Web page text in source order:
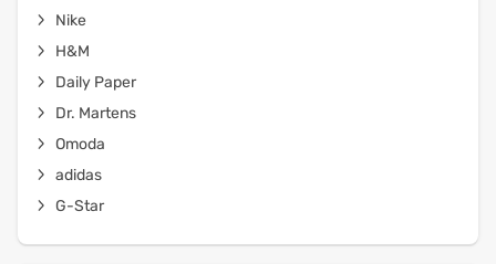
Nike
H&M
Daily Paper
Dr. Martens
Omoda
adidas
G-Star